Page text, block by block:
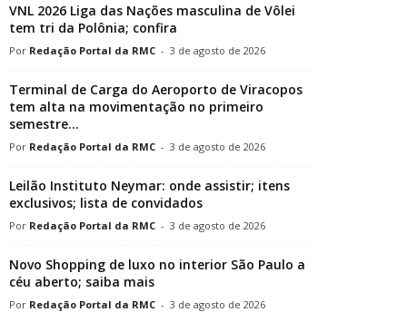
VNL 2026 Liga das Nações masculina de Vôlei
tem tri da Polônia; confira
Redação Portal da RMC - 3 de agosto de 2026
Terminal de Carga do Aeroporto de Viracopos
tem alta na movimentação no primeiro
semestre...
Redação Portal da RMC - 3 de agosto de 2026
Leilão Instituto Neymar: onde assistir; itens
exclusivos; lista de convidados
Redação Portal da RMC - 3 de agosto de 2026
Novo Shopping de luxo no interior São Paulo a
céu aberto; saiba mais
Redação Portal da RMC - 3 de agosto de 2026